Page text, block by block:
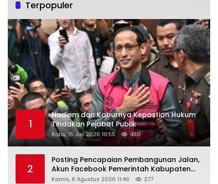
Terpopuler
1
Nadiem dan Kaburnya Kepastian Hukum
Tindakan Pejabat Publik
Rabu, 15 Juli 2026 10:55 480
2
Posting Pencapaian Pembangunan Jalan,
Akun Facebook Pemerintah Kabupaten
Rembang “Dirujak” Warganet
Kamis, 6 Agustus 2026 11:46 277